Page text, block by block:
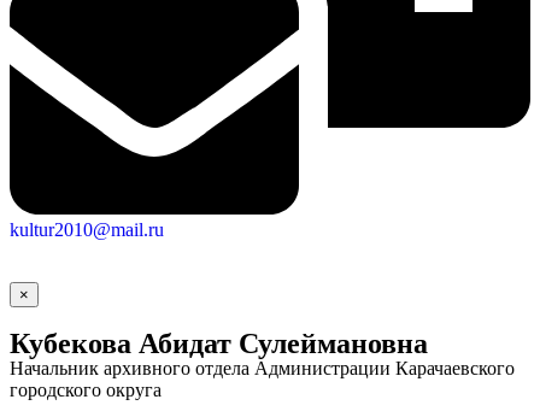
видеоролики
камера
kultur2010@mail.ru
×
Кубекова Абидат Сулеймановна
Начальник архивного отдела Администрации Карачаевского
городского округа